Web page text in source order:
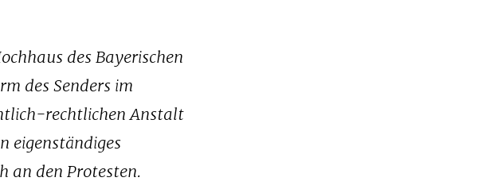
des Bayerischen
des Senders im
rechtlichen Anstalt
eigenständiges
an den Protesten.